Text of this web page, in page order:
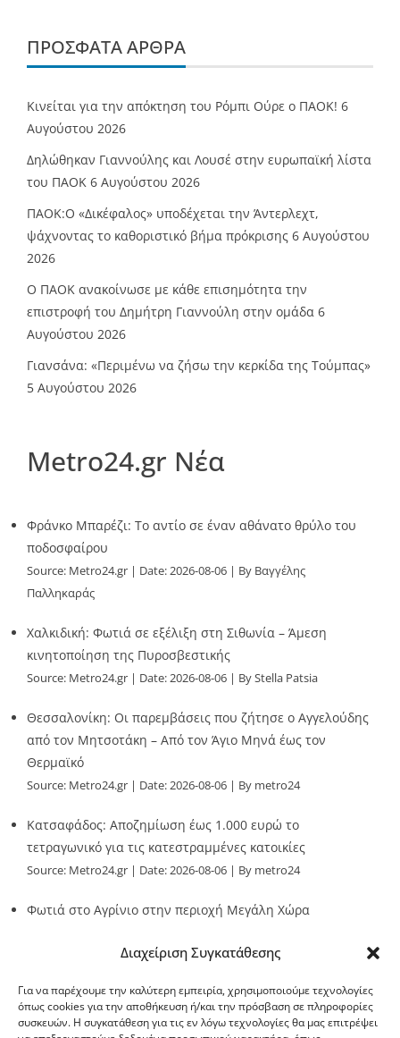
Διαχείριση Συγκατάθεσης
Για να παρέχουμε την καλύτερη εμπειρία, χρησιμοποιούμε τεχνολογίες
όπως cookies για την αποθήκευση ή/και την πρόσβαση σε πληροφορίες
συσκευών. Η συγκατάθεση για τις εν λόγω τεχνολογίες θα μας επιτρέψει
ΠΡΌΣΦΑΤΑ ΆΡΘΡΑ
Κινείται για την απόκτηση του Ρόμπι Ούρε ο ΠΑΟΚ! 6
Αυγούστου 2026
Δηλώθηκαν Γιαννούλης και Λουσέ στην ευρωπαϊκή λίστα
του ΠΑΟΚ 6 Αυγούστου 2026
ΠΑΟΚ:Ο «Δικέφαλος» υποδέχεται την Άντερλεχτ,
ψάχνοντας το καθοριστικό βήμα πρόκρισης 6 Αυγούστου
2026
Ο ΠΑΟΚ ανακοίνωσε με κάθε επισημότητα την
επιστροφή του Δημήτρη Γιαννούλη στην ομάδα 6
Αυγούστου 2026
Γιανσάνα: «Περιμένω να ζήσω την κερκίδα της Τούμπας»
5 Αυγούστου 2026
Metro24.gr Νέα
Φράνκο Μπαρέζι: Το αντίο σε έναν αθάνατο θρύλο του
ποδοσφαίρου
Source: Metro24.gr Date: 2026-08-06
By Βαγγέλης
Παλληκαράς
Χαλκιδική: Φωτιά σε εξέλιξη στη Σιθωνία – Άμεση
κινητοποίηση της Πυροσβεστικής
Source: Metro24.gr Date: 2026-08-06 By Stella Patsia
Θεσσαλονίκη: Οι παρεμβάσεις που ζήτησε ο Αγγελούδης
από τον Μητσοτάκη – Από τον Άγιο Μηνά έως τον
Θερμαϊκό
Source: Metro24.gr Date: 2026-08-06 By metro24
Κατσαφάδος: Αποζημίωση έως 1.000 ευρώ το
τετραγωνικό για τις κατεστραμμένες κατοικίες
Source: Metro24.gr Date: 2026-08-06 By metro24
Φωτιά στο Αγρίνιο στην περιοχή Μεγάλη Χώρα